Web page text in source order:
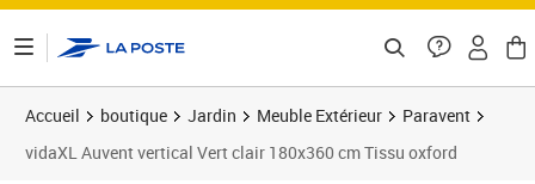
Accueil boutique Jardin Meuble Extérieur
Paravent
vidaXL Auvent vertical Vert clair 180x360 cm Tissu oxford